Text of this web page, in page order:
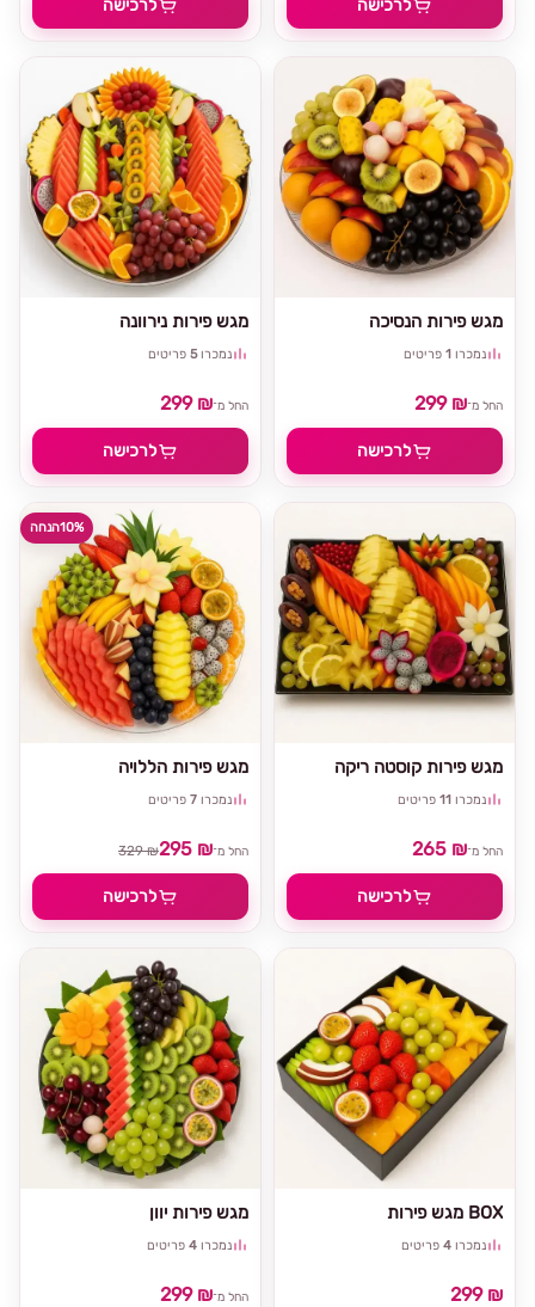
לרכישה לרכישה
מגש פירות נירוונה
נמכרו5 פריטים
החל מ־299 ₪
לרכישה
מגש פירות הנסיכה
נמכרו 1 פריטים
החל מ־299 ₪
לרכישה
10%הנחה
מגש פירות הללויה
נמכרו 7 פריטים
החל מ־295 ₪
329 ₪
לרכישה
מגש פירות קוסטה ריקה
נמכרו 11 פריטים
החל מ־265 ₪
לרכישה
מגש פירות יוון
נמכרו 4 פריטים
החל מ־299 ₪
מגש פירות BOX
נמכרו 4 פריטים
299 ₪